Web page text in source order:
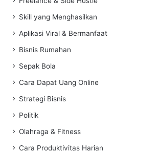
Skill yang Menghasilkan
Aplikasi Viral & Bermanfaat
Bisnis Rumahan
Sepak Bola
Cara Dapat Uang Online
Strategi Bisnis
Politik
Olahraga & Fitness
Cara Produktivitas Harian